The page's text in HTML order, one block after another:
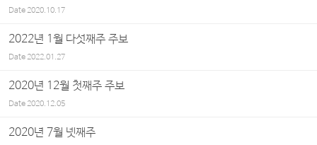
Date2020.10.17
2022년 1월 다섯째주 주보
Date2022.01.27
2020년 12월 첫째주 주보
Date2020.12.05
2020년 7월 넷째주